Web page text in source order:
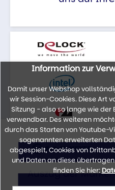
Auszug der
Information zur
Damit unser Webshop
wir Session-Cookies. Diese Art
Sitzung - also so lange wie
verwendbar. Des weiteren
durch das Starten von Youtube-
sogenannten erweiterten
abgespielt, Cookies von
und Daten an diese
finden Sie hier: